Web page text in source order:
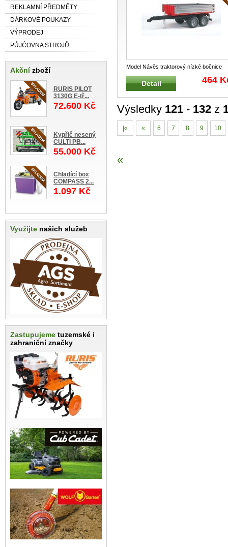
REKLAMNÍ PŘEDMĚTY
DÁRKOVÉ POUKAZY
VÝPRODEJ
PŮJĆOVNA STROJŮ
Akčnízboží
RURIS PILOT
3130G E-tř...
72.600 Kč
Kypřič nesený
CULTI PB...
55.000 Kč
Chladící box
COMPASS 2...
1.097 Kč
Využijte našich služeb
Zastupujeme tuzemské i
zahraniční značky
Model Návěs traktorový nízké bočnice
BRUDER 02019 Traktorový skl
Detail 464
Výsledky 121 - 132 z
|« « 6 7 8 9 10
«